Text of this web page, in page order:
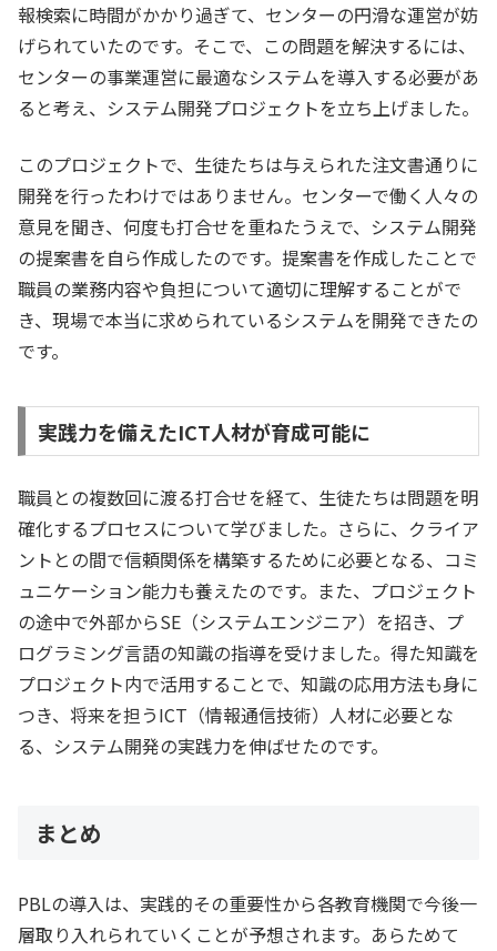
報検索に時間がかかり過ぎて、センターの円滑な運営が妨
げられていたのです。そこで、この問題を解決するには、
センターの事業運営に最適なシステムを導入する必要があ
ると考え、システム開発プロジェクトを立ち上げました。
このプロジェクトで、生徒たちは与えられた注文書通りに
開発を行ったわけではありません。センターで働く人々の
意見を聞き、何度も打合せを重ねたうえで、システム開発
の提案書を自ら作成したのです。提案書を作成したことで
職員の業務内容や負担について適切に理解することがで
き、現場で本当に求められているシステムを開発できたの
です。
実践力を備えたICT人材が育成可能に
職員との複数回に渡る打合せを経て、生徒たちは問題を明
確化するプロセスについて学びました。さらに、クライア
ントとの間で信頼関係を構築するために必要となる、コミ
ュニケーション能力も養えたのです。また、プロジェクト
の途中で外部からSE（システムエンジニア）を招き、プ
ログラミング言語の知識の指導を受けました。得た知識を
プロジェクト内で活用することで、知識の応用方法も身に
つき、将来を担うICT（情報通信技術）人材に必要とな
る、システム開発の実践力を伸ばせたのです。
まとめ
PBLの導入は、実践的その重要性から各教育機関で今後一
層取り入れられていくことが予想されます。あらためて